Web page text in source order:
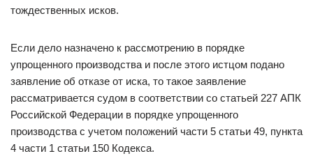
тождественных исков.
Если дело назначено к рассмотрению в порядке
упрощенного производства и после этого истцом подано
заявление об отказе от иска, то такое заявление
рассматривается судом в соответствии со статьей 227 АПК
Российской Федерации в порядке упрощенного
производства с учетом положений части 5 статьи 49, пункта
4 части 1 статьи 150 Кодекса.